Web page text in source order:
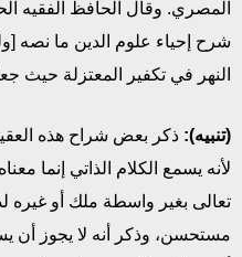
المصري. وقال الحافظ الفقيه
شرح إحياء علوم الدين ما نصه
النهر في تكفير المعتزلة حيث
(تنبيه): ذكر بعض شراح هذه
لأنه يسمع الكلام الذاتي إنما
تعالى بغير واسطة ملك أو غيره
مستحسن، وذكر أنه لا يجوز أن